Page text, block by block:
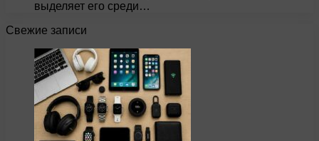
выделяет его среди…
Свежие записи